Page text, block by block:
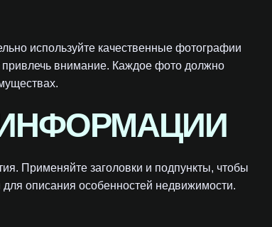
используйте качественные фотографии
внимание. Каждое фото должно
Применяйте заголовки и подпункты, чтобы
описания особенностей недвижимости.